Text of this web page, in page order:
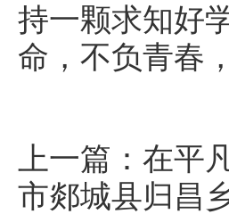
持一颗求知好
命，不负青春
上一篇： 在平
市郯城县归昌